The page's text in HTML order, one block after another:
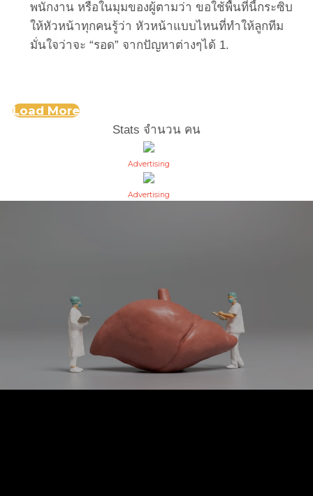
พนักงาน หรือในมุมของผู้ตามว่า ขอใช้พื้นที่นี้กระซิบ
ให้หัวหน้าทุกคนรู้ว่า หัวหน้าแบบไหนที่ทำให้ลูกทีม
มั่นใจว่าจะ “รอด” จากปัญหาต่างๆได้ 1.
Load More
Stats จำนวน คน
Advertising
Advertising